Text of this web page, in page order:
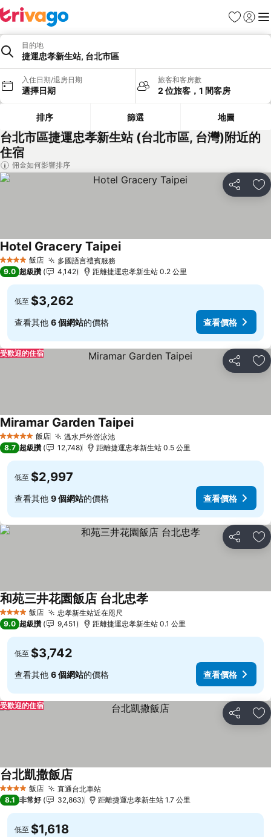
我的最愛
登入 選
目的地
捷運忠孝新生站, 台北市區
入住日期/退房日期
選擇日期
旅客和客房數
2 位旅客，1 間客房
排序 篩選 地圖
台北市區捷運忠孝新生站 (台北市區, 台灣)附近的
住宿
佣金如何影響排序
分享 加
4 星級 飯店 多國語言禮賓服務
Hotel Gracery Taipei查看價格
9.0 超級讚 4,142 距離捷運忠孝新生站 0.2 公里
低至 $3,262
查看其他 6 個網站的價格 查看價格
分享 加
受歡迎的住宿
5 星級 飯店 溫水戶外游泳池查看價格
Miramar Garden Taipei查看價格
8.7 超級讚 12,748 距離捷運忠孝新生站 0.5 公里
低至 $2,997
查看其他 9 個網站的價格 查看價格
分享 加
4 星級 飯店 忠孝新生站近在咫尺查看價格
和苑三井花園飯店 台北忠孝查看價格
9.0 超級讚 9,451 距離捷運忠孝新生站 0.1 公里
低至 $3,742
查看其他 6 個網站的價格 查看價格
分享 加
受歡迎的住宿
4 星級 飯店 直通台北車站查看價格
台北凱撒飯店
8.1 非常好 32,863 距離捷運忠孝新生站 1.7 公里
低至 $1,618